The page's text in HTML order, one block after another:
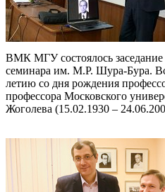
ВМК МГУ состоялось заседание
семинара им. М.Р. Шура-Бура.
летию со дня рождения
профессора Московского
Жоголева (15.02.1930 –